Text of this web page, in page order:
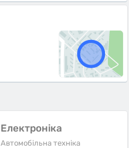
Електроніка
Автомобільна техніка